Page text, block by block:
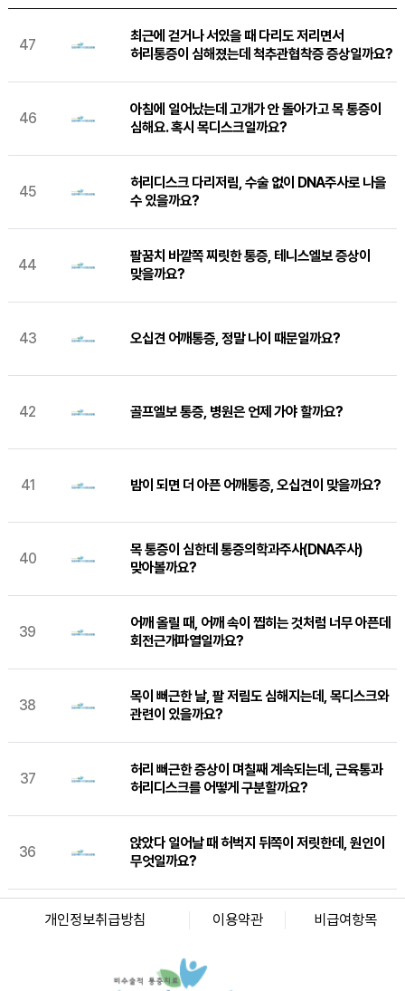
47
최근에 걷거나 서있을 때 다리도 저리면서
허리통증이 심해졌는데 척추관협착증 증상일까요?
46
아침에 일어났는데 고개가 안 돌아가고 목 통증이
심해요. 혹시 목디스크일까요?
45
허리디스크 다리저림, 수술 없이 DNA주사로 나을
수 있을까요?
44
팔꿈치 바깥쪽 찌릿한 통증, 테니스엘보 증상이
맞을까요?
43 오십견 어깨통증, 정말 나이 때문일까요?
42 골프엘보 통증, 병원은 언제 가야 할까요?
41 밤이 되면 더 아픈 어깨통증, 오십견이 맞을까요?
40
목 통증이 심한데 통증의학과주사(DNA주사)
맞아볼까요?
39
어깨 올릴 때, 어깨 속이 찝히는 것처럼 너무 아픈데
회전근개파열일까요?
38
목이 뻐근한 날, 팔 저림도 심해지는데, 목디스크와
관련이 있을까요?
37
허리 뻐근한 증상이 며칠째 계속되는데, 근육통과
허리디스크를 어떻게 구분할까요?
36
앉았다 일어날 때 허벅지 뒤쪽이 저릿한데, 원인이
무엇일까요?
개인정보취급방침 이용약관 비급여항목
화인마취통증의학과의원 창원점
대표자명: 윤경섭
전화번호: 055-603-8288
화인마취통증의학과의원 강남점
대표자명: 이정욱
서울 종로구 새문안로 82 에스타워 지하 1층 (서울 종로구 신문로1가 116)